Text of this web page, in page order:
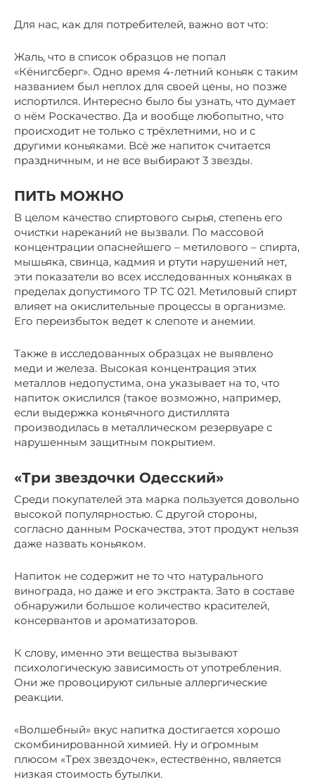
Для нас, как для потребителей, важно вот что:
Жаль, что в список образцов не попал
«Кёнигсберг». Одно время 4-летний коньяк с таким
названием был неплох для своей цены, но позже
испортился. Интересно было бы узнать, что думает
о нём Роскачество. Да и вообще любопытно, что
происходит не только с трёхлетними, но и с
другими коньяками. Всё же напиток считается
праздничным, и не все выбирают 3 звезды.
ПИТЬ МОЖНО
В целом качество спиртового сырья, степень его
очистки нареканий не вызвали. По массовой
концентрации опаснейшего – метилового – спирта,
мышьяка, свинца, кадмия и ртути нарушений нет,
эти показатели во всех исследованных коньяках в
пределах допустимого ТР ТС 021. Метиловый спирт
влияет на окислительные процессы в организме.
Его переизбыток ведет к слепоте и анемии.
Также в исследованных образцах не выявлено
меди и железа. Высокая концентрация этих
металлов недопустима, она указывает на то, что
напиток окислился (такое возможно, например,
если выдержка коньячного дистиллята
производилась в металлическом резервуаре с
нарушенным защитным покрытием.
«Три звездочки Одесский»
Среди покупателей эта марка пользуется довольно
высокой популярностью. С другой стороны,
согласно данным Роскачества, этот продукт нельзя
даже назвать коньяком.
Напиток не содержит не то что натурального
винограда, но даже и его экстракта. Зато в составе
обнаружили большое количество красителей,
консервантов и ароматизаторов.
К слову, именно эти вещества вызывают
психологическую зависимость от употребления.
Они же провоцируют сильные аллергические
реакции.
«Волшебный» вкус напитка достигается хорошо
скомбинированной химией. Ну и огромным
плюсом «Трех звездочек», естественно, является
низкая стоимость бутылки.